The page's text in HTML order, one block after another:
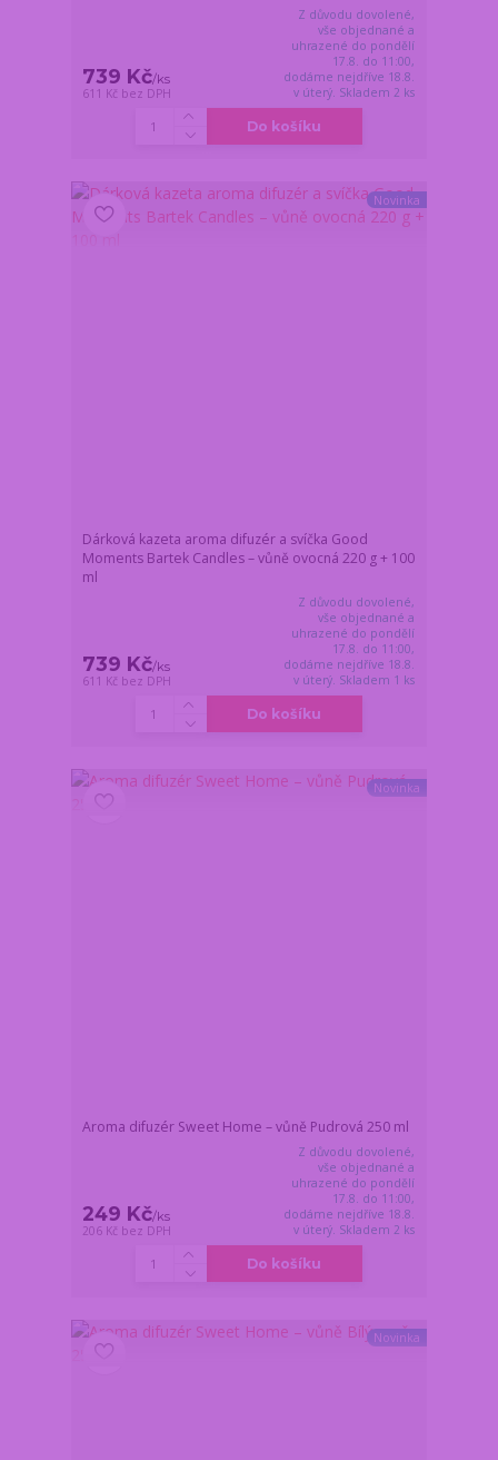
739 Kč/ks
611 Kč bez DPH
Z důvodu dovolené,
vše objednané a
uhrazené do pondělí
17.8. do 11:00,
dodáme nejdříve 18.8.
v úterý. Skladem 2 ks
Do košíku
Novinka
Dárková kazeta aroma difuzér a svíčka Good
Moments Bartek Candles – vůně ovocná 220 g + 100
ml
739 Kč/ks
611 Kč bez DPH
Z důvodu dovolené,
vše objednané a
uhrazené do pondělí
17.8. do 11:00,
dodáme nejdříve 18.8.
v úterý. Skladem 1 ks
Do košíku
Novinka
Aroma difuzér Sweet Home – vůně Pudrová 250 ml
249 Kč/ks
206 Kč bez DPH
Z důvodu dovolené,
vše objednané a
uhrazené do pondělí
17.8. do 11:00,
dodáme nejdříve 18.8.
v úterý. Skladem 2 ks
Do košíku
Novinka